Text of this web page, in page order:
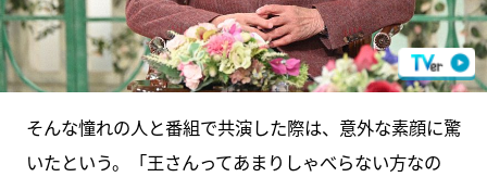
そんな憧れの人と番組で共演した際は、意外な素顔に驚
いたという。「王さんってあまりしゃべらない方なの